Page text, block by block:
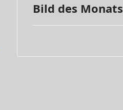
Bild des Monats